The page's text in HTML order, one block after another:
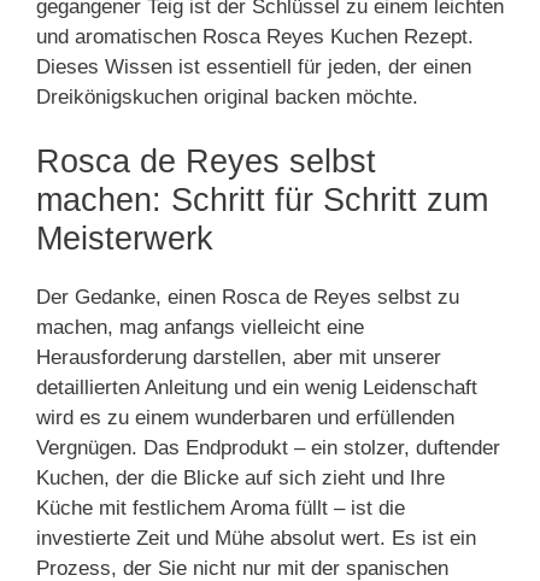
gegangener Teig ist der Schlüssel zu einem leichten
und aromatischen Rosca Reyes Kuchen Rezept.
Dieses Wissen ist essentiell für jeden, der einen
Dreikönigskuchen original backen möchte.
Rosca de Reyes selbst
machen: Schritt für Schritt zum
Meisterwerk
Der Gedanke, einen Rosca de Reyes selbst zu
machen, mag anfangs vielleicht eine
Herausforderung darstellen, aber mit unserer
detaillierten Anleitung und ein wenig Leidenschaft
wird es zu einem wunderbaren und erfüllenden
Vergnügen. Das Endprodukt – ein stolzer, duftender
Kuchen, der die Blicke auf sich zieht und Ihre
Küche mit festlichem Aroma füllt – ist die
investierte Zeit und Mühe absolut wert. Es ist ein
Prozess, der Sie nicht nur mit der spanischen